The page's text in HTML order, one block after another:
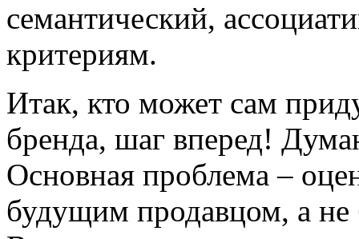
семантический,
критериям.
Итак, кто может сам
бренда, шаг вперед!
Основная проблема –
будущим продавцом, а